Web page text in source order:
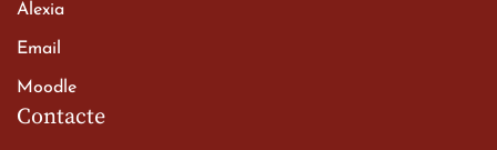
a les ciutats imperials
Contacte
Alexia
Email
Moodle